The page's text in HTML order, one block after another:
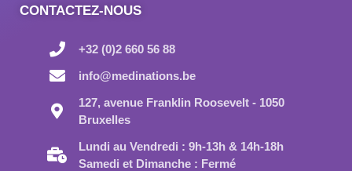
CONTACTEZ-NOUS
+32 (0)2 660 56 88
info@medinations.be
127, avenue Franklin Roosevelt - 1050
Bruxelles
Lundi au Vendredi : 9h-13h & 14h-18h
Samedi et Dimanche : Fermé